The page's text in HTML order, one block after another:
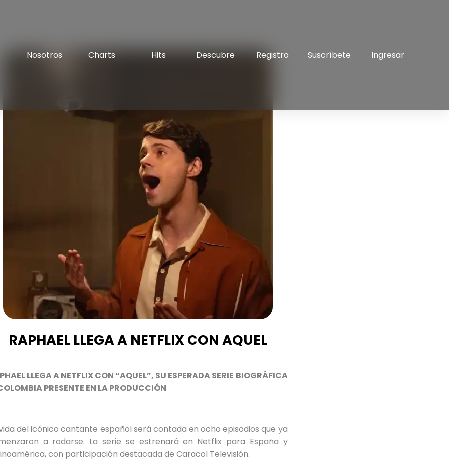
Nosotros Charts Hits Descubre Registro Suscríbete Ingresar
RAPHAEL LLEGA A NETFLIX CON AQUEL
LLEGA A NETFLIX CON “AQUEL”, SU ESPERADA SERIE BIOGRÁFICA
PRESENTE EN LA PRODUCCIÓN
del icónico cantante español será contada en ocho episodios que ya
a rodarse. La serie se estrenará en Netflix para España y
con participación destacada de Caracol Televisión.